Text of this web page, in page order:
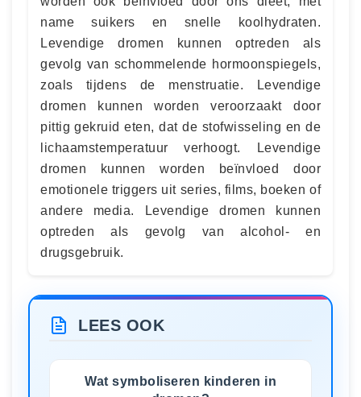
name suikers en snelle koolhydraten.
Levendige dromen kunnen optreden als
gevolg van schommelende hormoonspiegels,
zoals tijdens de menstruatie. Levendige
dromen kunnen worden veroorzaakt door
pittig gekruid eten, dat de stofwisseling en de
lichaamstemperatuur verhoogt. Levendige
dromen kunnen worden beïnvloed door
emotionele triggers uit series, films, boeken of
andere media. Levendige dromen kunnen
optreden als gevolg van alcohol- en
drugsgebruik.
LEES OOK
Wat symboliseren kinderen in